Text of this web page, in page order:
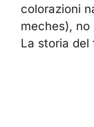
colorazioni
meches),
La storia del